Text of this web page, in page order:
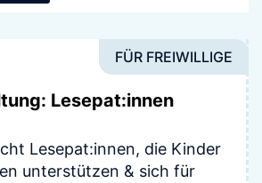
FÜR FREIWILLIGE
Lesepat:innen
Lesepat:innen, die Kinder
unterstützen & sich für